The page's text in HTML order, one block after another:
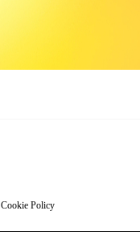
Cookie Policy